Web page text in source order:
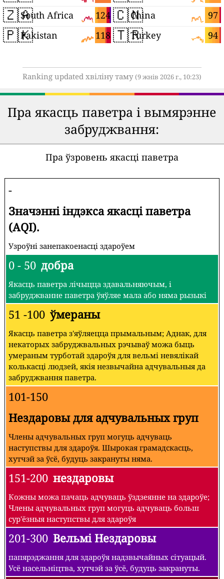
🇿🇦 124
South Africa
🇵🇰 118
Pakistan
🇨🇳 97
China
🇹🇷 94
Turkey
Ranking updated хвіліну таму(9 жнів 2026 г., 10:23)
Пра якасць паветра і вымярэнне
забруджвання:
Пра ўзровень якасці паветра
-
Значэнні індэкса якасці паветра
(AQI).
Узроўні занепакоенасці здароўем
0 - 50 добра
Якасць паветра лічыцца здавальняючым, і
забруджванне паветра ўяўляе мала або няма рызыкі
51 -100 ўмераны
Якасць паветра з'яўляецца прымальным; Аднак, для
некаторых забруджвальных рэчываў можа быць
умераным турботай здароўя для вельмі невялікай
колькасці людзей, якія незвычайна адчувальныя да
забруджвання паветра.
101-150
Нездаровы для адчувальных груп
Члены адчувальных груп могуць адчуваць
наступствы для здароўя. Шырокая грамадскасць,
хутчэй за ўсё, будуць закрануты няма.
151-200 нездаровы
Кожны можа пачаць адчуваць ўздзеянне на здароўе;
Члены адчувальных груп могуць адчуваць больш
сур'ёзныя наступствы для здароўя
201-300 Вельмі Нездаровы
папярэджання для здароўя надзвычайных сітуацый.
Усё насельніцтва, хутчэй за ўсё, будуць закрануты.